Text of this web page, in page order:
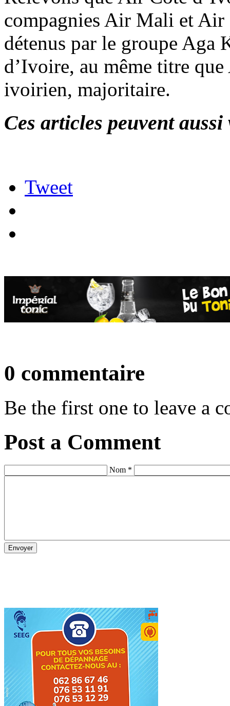
compagnies Air Mali et
détenus par le groupe Aga
d’Ivoire, au même titre
ivoirien, majoritaire.
Ces articles peuvent
Tweet
0 commentaire
Be the first one to leave a
Post a Comment
Nom *